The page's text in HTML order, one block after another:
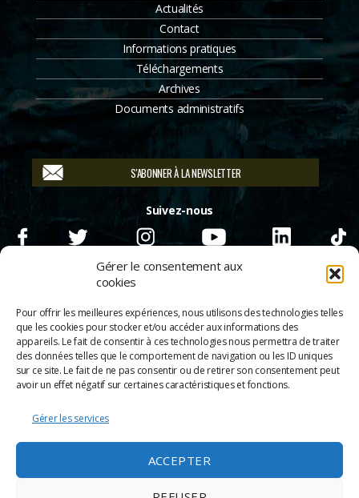
Gérer le consentement aux
cookies
Pour offrir les meilleures expériences, nous utilisons des technologies telles
que les cookies pour stocker et/ou accéder aux informations des
appareils. Le fait de consentir à ces technologies nous permettra de traiter
des données telles que le comportement de navigation ou les ID uniques
sur ce site. Le fait de ne pas consentir ou de retirer son consentement peut
avoir un effet négatif sur certaines caractéristiques et fonctions.
Gérer les services
ACCEPTER
Actualités
Contact
Informations pratiques
Téléchargements
Archives
Documents administratifs
S'ABONNER À LA NEWSLETTER
Suivez-nous
© 2026Scènes & Cinés